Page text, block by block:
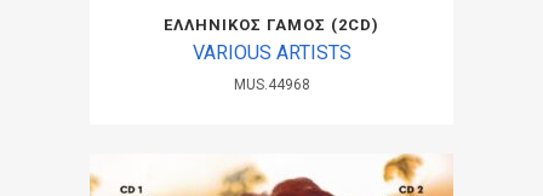
ΕΛΛΗΝΙΚΟΣ ΓΑΜΟΣ (2CD)
VARIOUS ARTISTS
MUS.44968